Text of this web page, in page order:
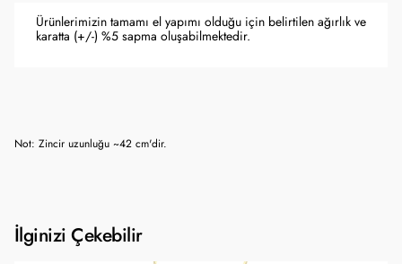
Ürünlerimizin tamamı el yapımı olduğu için belirtilen ağırlık ve
karatta (+/-) %5 sapma oluşabilmektedir.
Not: Zincir uzunluğu ~42 cm'dir.
İlginizi Çekebilir